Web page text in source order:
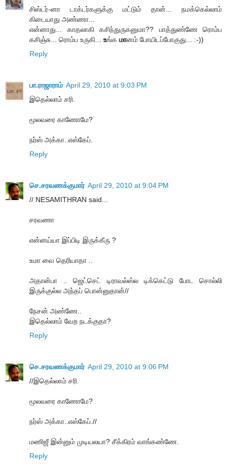
சிஸ்டர்-னா டாக்டர்களுக்கு மட்டும் தான்... நமக்கெல்லாம்
கிடையாது அண்ணா...
என்னாது... காதலாகி கசிந்துருகனுமா?? பாத்துண்ணே ரொம்ப
கசிஞ்சு... ரொம்ப உருகி... உங்க மானம் போயிடப்போகுது... :-))
Reply
பா.ராஜாராம் April 29, 2010 at 9:03 PM
இதெல்லாம் சரி.
மூலவரை காணோமே?
நர்ஸ் அக்கா..எஸ்கேப்.
Reply
செ.சரவணக்குமார் April 29, 2010 at 9:04 PM
// NESAMITHRAN said...
சரவணா
என்னய்யா இப்பிடி இருக்கீரு ?
உமா வை தெரியாதா ..
அதான்பா .. ஜெட்செட் டிராவல்ஸ்ல டிக்கெட்டு போட சொல்லி
இருக்குல்ல அந்தப் பொன்னுதான்//
நேசன் அண்ணே..
இதெல்லாம் வேற நடக்குதா?
Reply
செ.சரவணக்குமார் April 29, 2010 at 9:06 PM
//இதெல்லாம் சரி.
மூலவரை காணோமே?
நர்ஸ் அக்கா..எஸ்கேப்.//
மணிஜீ இன்னும் முடியலயா? சீக்கிரம் வாங்கண்ணே.
Reply